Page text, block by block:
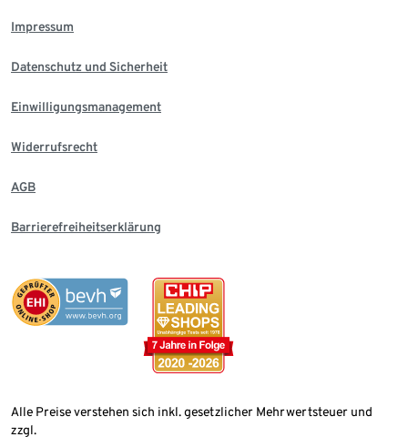
Impressum
Datenschutz und Sicherheit
Einwilligungsmanagement
Widerrufsrecht
AGB
Barrierefreiheitserklärung
Alle Preise verstehen sich inkl. gesetzlicher Mehrwertsteuer und
zzgl.